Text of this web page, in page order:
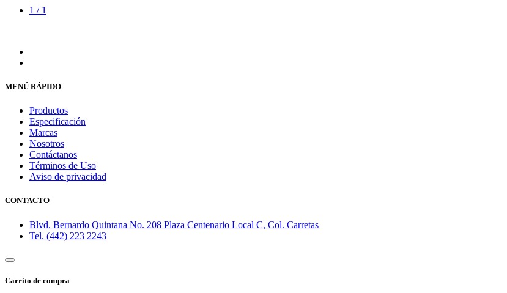
1 / 1
MENÚ RÁPIDO
Productos
Especificación
Marcas
Nosotros
Contáctanos
Términos de Uso
Aviso de privacidad
CONTACTO
Blvd. Bernardo Quintana No. 208 Plaza Centenario Local C, Col. Carretas
Tel. (442) 223 2243
Carrito de compra